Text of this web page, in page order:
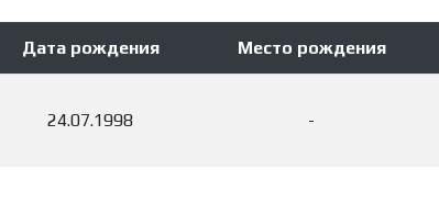
Дата рождения Место рождения
24.07.1998 -